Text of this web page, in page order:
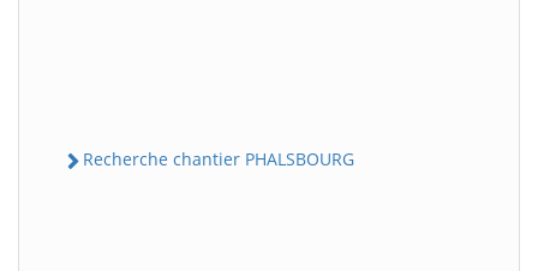
Recherche chantier PHALSBOURG